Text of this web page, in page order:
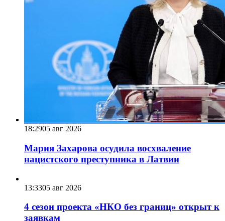
18:2905 авг 2026
Мария Захарова осудила восхваление
нацистского преступника в Латвии
13:3305 авг 2026
4 сезон проекта «НКО без границ» открыт к
заявкам